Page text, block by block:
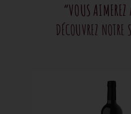
“VOUS
DÉCOUVREZ NOTRE